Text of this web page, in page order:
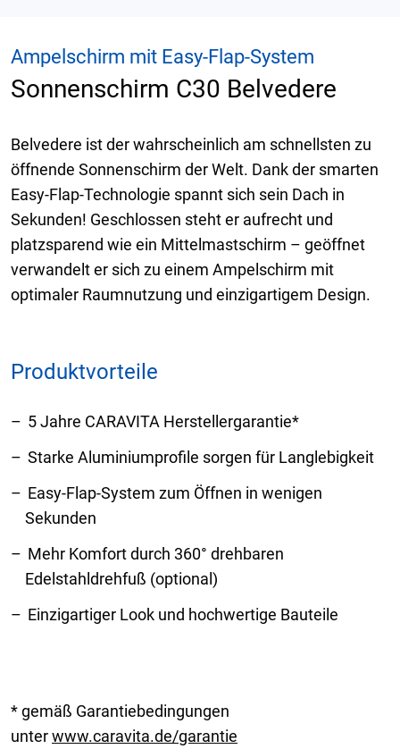
Ampelschirm mit Easy-Flap-System
Sonnenschirm C30 Belvedere
Belvedere ist der wahrscheinlich am schnellsten zu
öffnende Sonnenschirm der Welt. Dank der smarten
Easy-Flap-Technologie spannt sich sein Dach in
Sekunden! Geschlossen steht er aufrecht und
platzsparend wie ein Mittelmastschirm – geöffnet
verwandelt er sich zu einem Ampelschirm mit
optimaler Raumnutzung und einzigartigem Design.
Produktvorteile
5 Jahre CARAVITA Herstellergarantie*
Starke Aluminiumprofile sorgen für Langlebigkeit
Easy-Flap-System zum Öffnen in wenigen
Sekunden
Mehr Komfort durch 360° drehbaren
Edelstahldrehfuß (optional)
Einzigartiger Look und hochwertige Bauteile
* gemäß Garantiebedingungen
unterwww.caravita.de/garantie